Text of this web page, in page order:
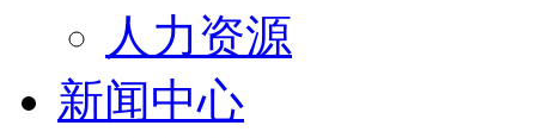
人力资源
新闻中心